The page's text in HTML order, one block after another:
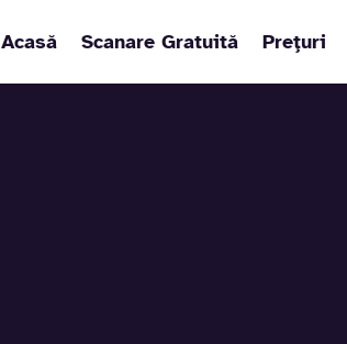
Acasă Scanare Gratuită Prețuri